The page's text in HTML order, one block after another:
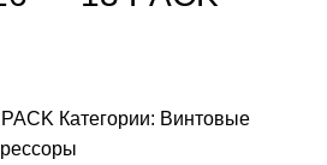
Категории: Винтовые